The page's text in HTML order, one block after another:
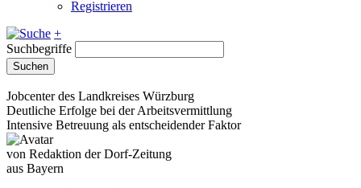
Registrieren
+
Suchbegriffe
Suchen
Jobcenter des Landkreises Würzburg
Deutliche Erfolge bei der Arbeitsvermittlung
Intensive Betreuung als entscheidender Faktor
von Redaktion der Dorf-Zeitung
aus Bayern